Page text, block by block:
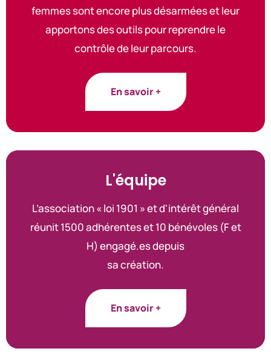
femmes sont encore plus désarmées et leur
apportons des outils pour reprendre le
contrôle de leur parcours.
En savoir +
L'équipe
L’association « loi 1901 » et d'intérêt général
réunit 1500 adhérentes et 10 bénévoles (F et
H) engagé.es depuis
sa création.
En savoir +